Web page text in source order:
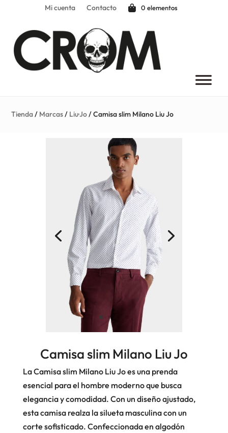
Mi cuenta Contacto 0 elementos
Tienda/ Marcas/ Liu·Jo/ Camisa slim Milano Liu Jo
Camisa slim Milano Liu Jo
La Camisa slim Milano Liu Jo es una prenda
esencial para el hombre moderno que busca
elegancia y comodidad. Con un diseño ajustado,
esta camisa realza la silueta masculina con un
corte sofisticado. Confeccionada en algodón